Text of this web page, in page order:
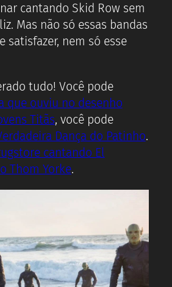
cantando Skid Row sem
Mas não só essas bandas
satisfazer, nem só esse
tudo! Você pode
que ouviu no desenho
Titãs, você pode
Dança do Patinho.
cantando El
Thom Yorke.